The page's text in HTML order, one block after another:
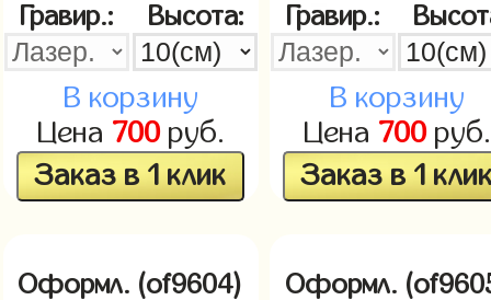
Гравир.: Высота:
В корзину
Цена 700руб.
Заказ в 1 клик
Гравир.:
В корзину
Цена 700руб.
Заказ в 1
Оформл. (of9604) Оформл.